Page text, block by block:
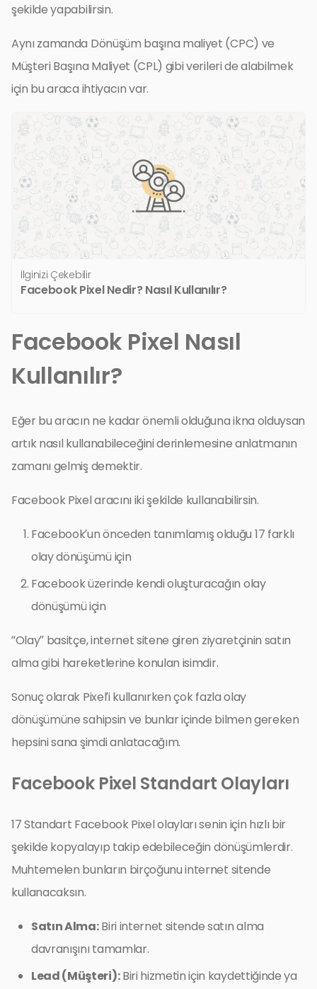
şekilde yapabilirsin.
Aynı zamanda Dönüşüm başına maliyet (CPC) ve
Müşteri Başına Maliyet (CPL) gibi verileri de alabilmek
için bu araca ihtiyacın var.
İlginizi Çekebilir
Facebook Pixel Nedir? Nasıl Kullanılır?
Facebook Pixel Nasıl
Kullanılır?
Eğer bu aracın ne kadar önemli olduğuna ikna olduysan
artık nasıl kullanabileceğini derinlemesine anlatmanın
zamanı gelmiş demektir.
Facebook Pixel aracını iki şekilde kullanabilirsin.
Facebook’un önceden tanımlamış olduğu 17 farklı
olay dönüşümü için
Facebook üzerinde kendi oluşturacağın olay
dönüşümü için
“Olay” basitçe, internet sitene giren ziyaretçinin satın
alma gibi hareketlerine konulan isimdir.
Sonuç olarak Pixel’i kullanırken çok fazla olay
dönüşümüne sahipsin ve bunlar içinde bilmen gereken
hepsini sana şimdi anlatacağım.
Facebook Pixel Standart Olayları
17 Standart Facebook Pixel olayları senin için hızlı bir
şekilde kopyalayıp takip edebileceğin dönüşümlerdir.
Muhtemelen bunların birçoğunu internet sitende
kullanacaksın.
Satın Alma:Biri internet sitende satın alma
davranışını tamamlar.
Lead (Müşteri):Biri hizmetin için kaydettiğinde ya